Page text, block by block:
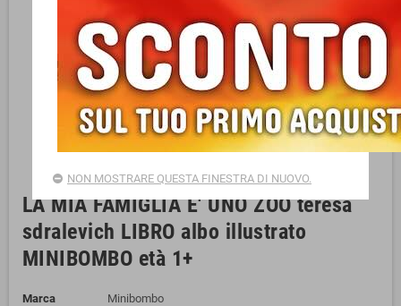
LA MIA FAMIGLIA E' UNO ZOO teresa
sdralevich LIBRO albo illustrato
MINIBOMBO età 1+
Marca
Minibombo
NON MOSTRARE QUESTA FINESTRA DI NUOVO.